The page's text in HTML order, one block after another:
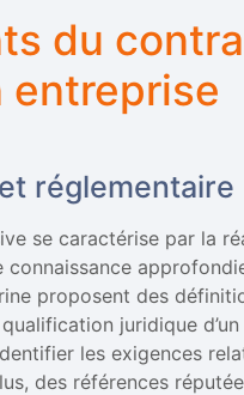
du
entreprise
réglementaire
se caractérise par la
proposent des
juridique d’un
les exigences
des références